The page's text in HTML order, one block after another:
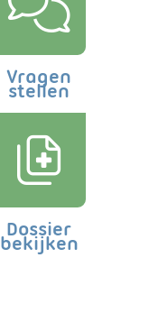
Vragen
stellen
Dossier
bekijken